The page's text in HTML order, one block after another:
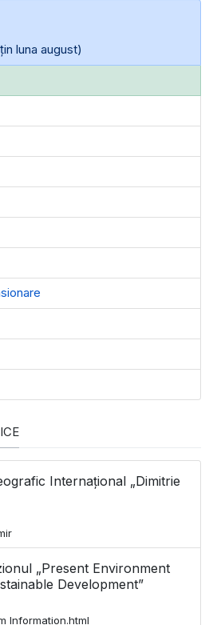
luna august)
Internațional „Dimitrie
„Present Environment
Development”
Information.html